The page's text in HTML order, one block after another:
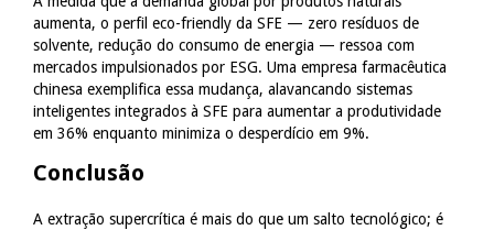
aumenta, o perfil eco-friendly da SFE — zero resíduos de
solvente, redução do consumo de energia — ressoa com
mercados impulsionados por ESG. Uma empresa farmacêutica
chinesa exemplifica essa mudança, alavancando sistemas
inteligentes integrados à SFE para aumentar a produtividade
em 36% enquanto minimiza o desperdício em 9%.
Conclusão
A extração supercrítica é mais do que um salto tecnológico; é